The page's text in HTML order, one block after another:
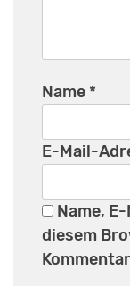
Name *
E-Mail-
Name,
diesem